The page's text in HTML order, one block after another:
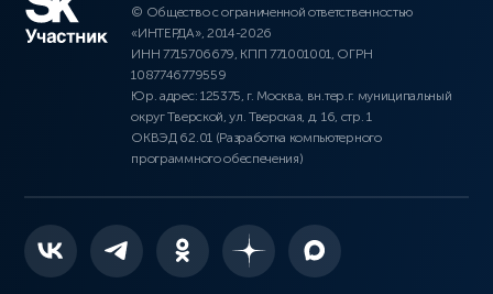
© Общество с ограниченной ответственностью
«ИНТЕРДА», 2014-2026
ИНН 7715706679, КПП 771001001, ОГРН
1087746779559
Юр. адрес: 125375, г. Москва, вн.тер.г. муниципальный
округ Тверской, ул. Тверская, д. 16, стр. 1
ОКВЭД 62.01 (Разработка компьютерного
программного обеспечения)